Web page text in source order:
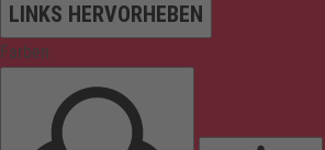
LINKS HERVORHEBEN
Farben